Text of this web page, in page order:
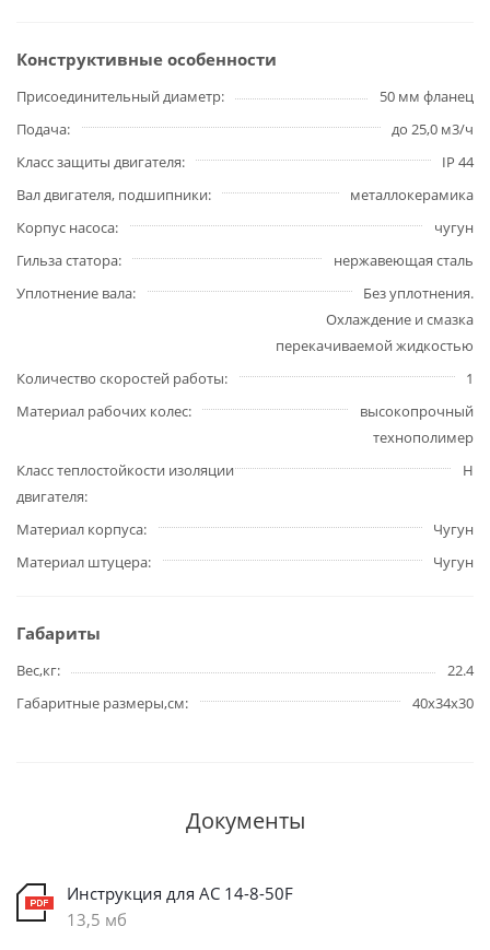
Конструктивные особенности
Присоединительный диаметр
50 мм фланец
Подача
до 25,0 м3/ч
Класс защиты двигателя
IP 44
Вал двигателя, подшипники
металлокерамика
Корпус насоса
чугун
Гильза статора
нержавеющая сталь
Уплотнение вала
Без уплотнения.
Охлаждение и смазка
перекачиваемой жидкостью
Количество скоростей работы
1
Материал рабочих колес
высокопрочный
технополимер
Класс теплостойкости изоляции
двигателя
H
Материал корпуса
Чугун
Материал штуцера
Чугун
Габариты
Вес,кг
22.4
Габаритные размеры,см
40х34х30
Документы
Инструкция для AC 14-8-50F
13,5 мб